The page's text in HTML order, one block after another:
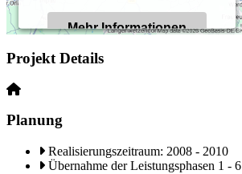
Mehr Informationen
Projekt Details
Planung
Realisierungszeitraum: 2008 - 2010
Übernahme der Leistungsphasen 1 - 6